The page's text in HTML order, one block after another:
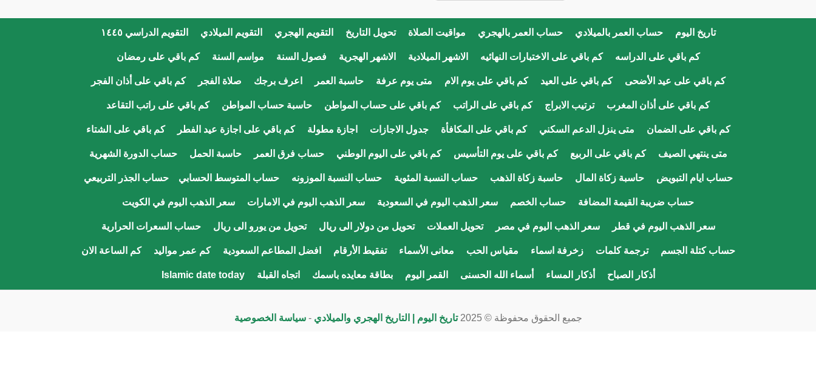
تاريخ اليوم حساب العمر بالميلادي حساب العمر بالهجري مواقيت الصلاة تحويل التاريخ التقويم الهجري التقويم الميلادي التقويم الدراسي ١٤٤٥
كم باقي على الدراسه كم باقي على الاختبارات النهائيه الاشهر الميلادية الاشهر الهجرية فصول السنة مواسم السنة كم باقي على رمضان
كم باقي على عيد الأضحى كم باقي على العيد كم باقي على يوم الام متى يوم عرفة حاسبة العمر اعرف برجك صلاة الفجر كم باقي على أذان الفجر
كم باقي على أذان المغرب ترتيب الابراج كم باقي على الراتب كم باقي على حساب المواطن حاسبة حساب المواطن كم باقي على راتب التقاعد
كم باقي على الضمان متى ينزل الدعم السكني كم باقي على المكافأة جدول الاجازات اجازة مطولة كم باقي على اجازة عيد الفطر كم باقي على الشتاء
متى ينتهي الصيف كم باقي على الربيع كم باقي على يوم التأسيس كم باقي على اليوم الوطني حساب فرق العمر حاسبة الحمل حساب الدورة الشهرية
حساب ايام التبويض حاسبة زكاة المال حاسبة زكاة الذهب حساب النسبة المئوية حساب النسبة الموزونه حساب المتوسط الحسابي حساب الجذر التربيعي
حساب ضريبة القيمة المضافة حساب الخصم سعر الذهب اليوم في السعودية سعر الذهب اليوم في الامارات سعر الذهب اليوم في الكويت
سعر الذهب اليوم في قطر سعر الذهب اليوم في مصر تحويل العملات تحويل من دولار الى ريال تحويل من يورو الى ريال حساب السعرات الحرارية
حساب كتلة الجسم ترجمة كلمات زخرفة اسماء مقياس الحب معانى الأسماء تفقيط الأرقام افضل المطاعم السعودية كم عمر مواليد كم الساعة الان
أذكار الصباح أذكار المساء أسماء الله الحسنى القمر اليوم بطاقة معايده باسمك اتجاه القبلة Islamic date today
جميع الحقوق محفوظة © 2025 تاريخ اليوم | التاريخ الهجري والميلادي -سياسة الخصوصية